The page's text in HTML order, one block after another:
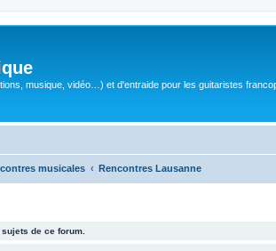
musique, vidéo…) et d'entraide pour les guitaristes
musicales Rencontres Lausanne
de ce forum.